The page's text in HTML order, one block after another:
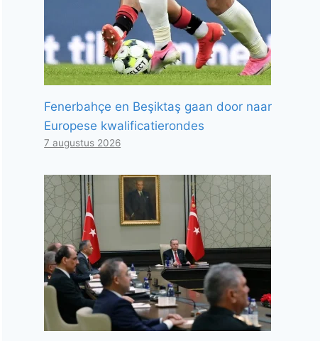
Fenerbahçe en Beşiktaş gaan door naar
Europese kwalificatierondes
7 augustus 2026